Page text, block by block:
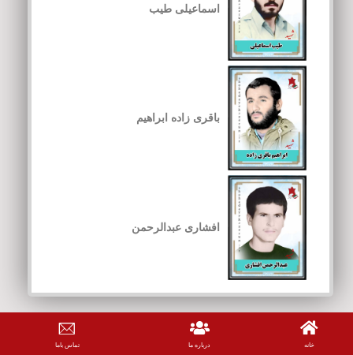
اسماعیلی طیب
باقری زاده ابراهیم
افشاری عبدالرحمن
خانه درباره ما تماس باما